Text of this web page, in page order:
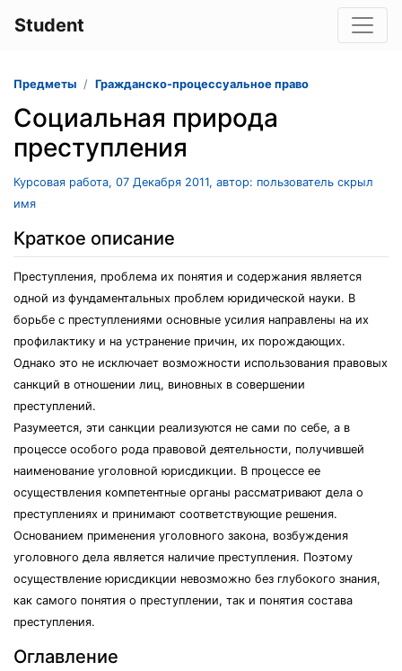
Student
Предметы Гражданско-процессуальное право
Социальная природа
преступления
Курсовая работа, 07 Декабря 2011, автор: пользователь скрыл
имя
Краткое описание
Преступления, проблема их понятия и содержания является
одной из фундаментальных проблем юридической науки. В
борьбе с преступлениями основные усилия направлены на их
профилактику и на устранение причин, их порождающих.
Однако это не исключает возможности использования правовых
санкций в отношении лиц, виновных в совершении
преступлений.
Разумеется, эти санкции реализуются не сами по себе, а в
процессе особого рода правовой деятельности, получившей
наименование уголовной юрисдикции. В процессе ее
осуществления компетентные органы рассматривают дела о
преступлениях и принимают соответствующие решения.
Основанием применения уголовного закона, возбуждения
уголовного дела является наличие преступления. Поэтому
осуществление юрисдикции невозможно без глубокого знания,
как самого понятия о преступлении, так и понятия состава
преступления.
Оглавление